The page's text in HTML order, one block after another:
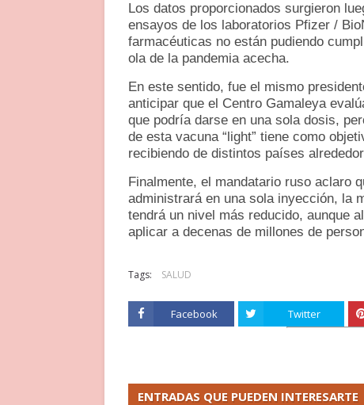
Los datos proporcionados surgieron
ensayos de los laboratorios Pfizer /
farmacéuticas no están pudiendo
ola de la pandemia acecha.
En este sentido, fue el mismo
anticipar que el Centro Gamaleya
que podría darse en una sola dosis,
de esta vacuna “light” tiene como
recibiendo de distintos países
Finalmente, el mandatario ruso aclaro
administrará en una sola inyección, la
tendrá un nivel más reducido, aunque
aplicar a decenas de millones de
Tags: SALUD
Facebook Twitter
ENTRADAS QUE PUEDEN INTERESARTE